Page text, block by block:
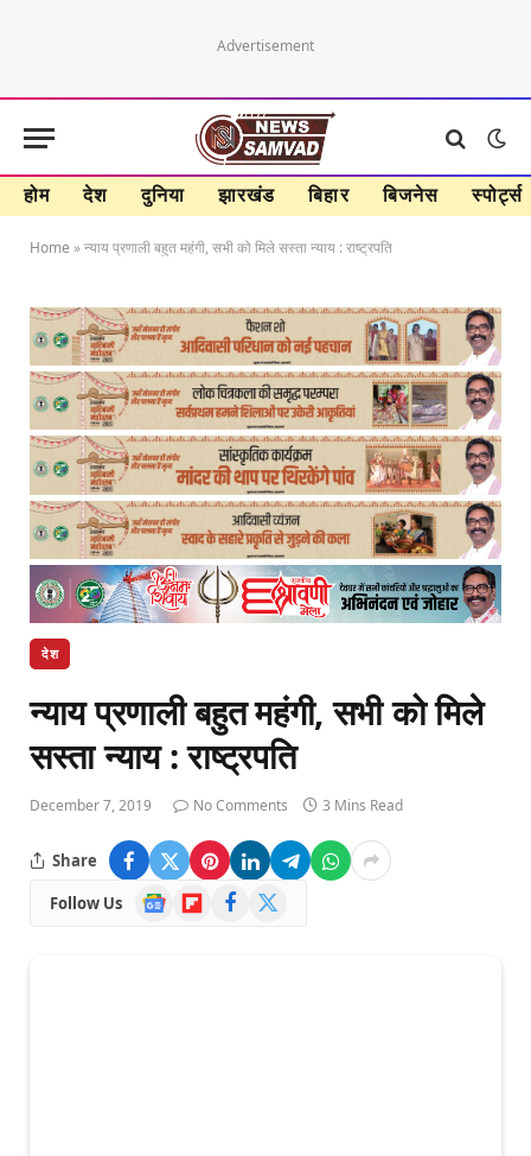
Advertisement
होम देश दुनिया झारखंड बिहार बिजनेस स्पोर्ट्स
Home »न्याय प्रणाली बहुत महंगी, सभी को मिले सस्ता न्याय : राष्ट्रपति
देश
न्याय प्रणाली बहुत महंगी, सभी को मिले
सस्ता न्याय : राष्ट्रपति
December 7, 2019 No Comments 3 Mins Read
Share
Follow Us
Google
News
FlipboardFacebook